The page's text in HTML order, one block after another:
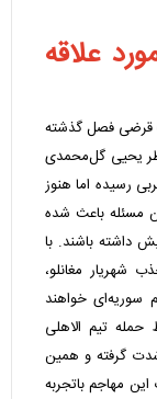
علاقه
قرضی فصل گذشته
یحیی گل‌محمدی
رسیده اما هنوز
مسئله باعث شده
داشته باشند. با
شهریار مغانلو،
سوریه‌ای خواهند
تیم الاهلی
شدت گرفته و همین
مهاجم باتجربه